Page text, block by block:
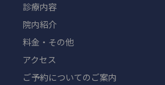
診療内容
院内紹介
料金・その他
アクセス
ご予約についてのご案内